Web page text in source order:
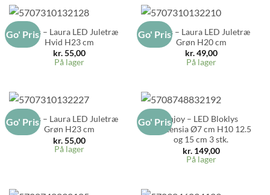
Go' PrisSirius – Laura LED Juletræ
Hvid H23 cm
kr.55,00
På lager
Go' PrisSirius – Laura LED Juletræ
Grøn H20 cm
kr.49,00
På lager
Go' PrisSirius – Laura LED Juletræ
Grøn H23 cm
kr.55,00
På lager
Go' PrisEnjoy – LED Bloklys
Hortensia Ø7 cm H10 12.5
og 15 cm 3 stk.
kr.149,00
På lager